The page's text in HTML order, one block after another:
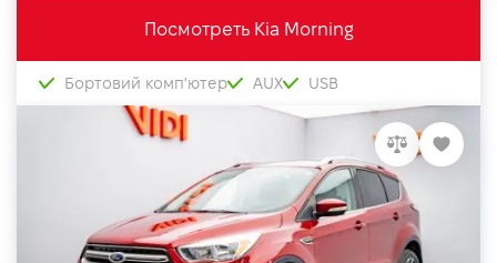
Посмотреть Kia Morning
Бортовий комп'ютер AUX USB